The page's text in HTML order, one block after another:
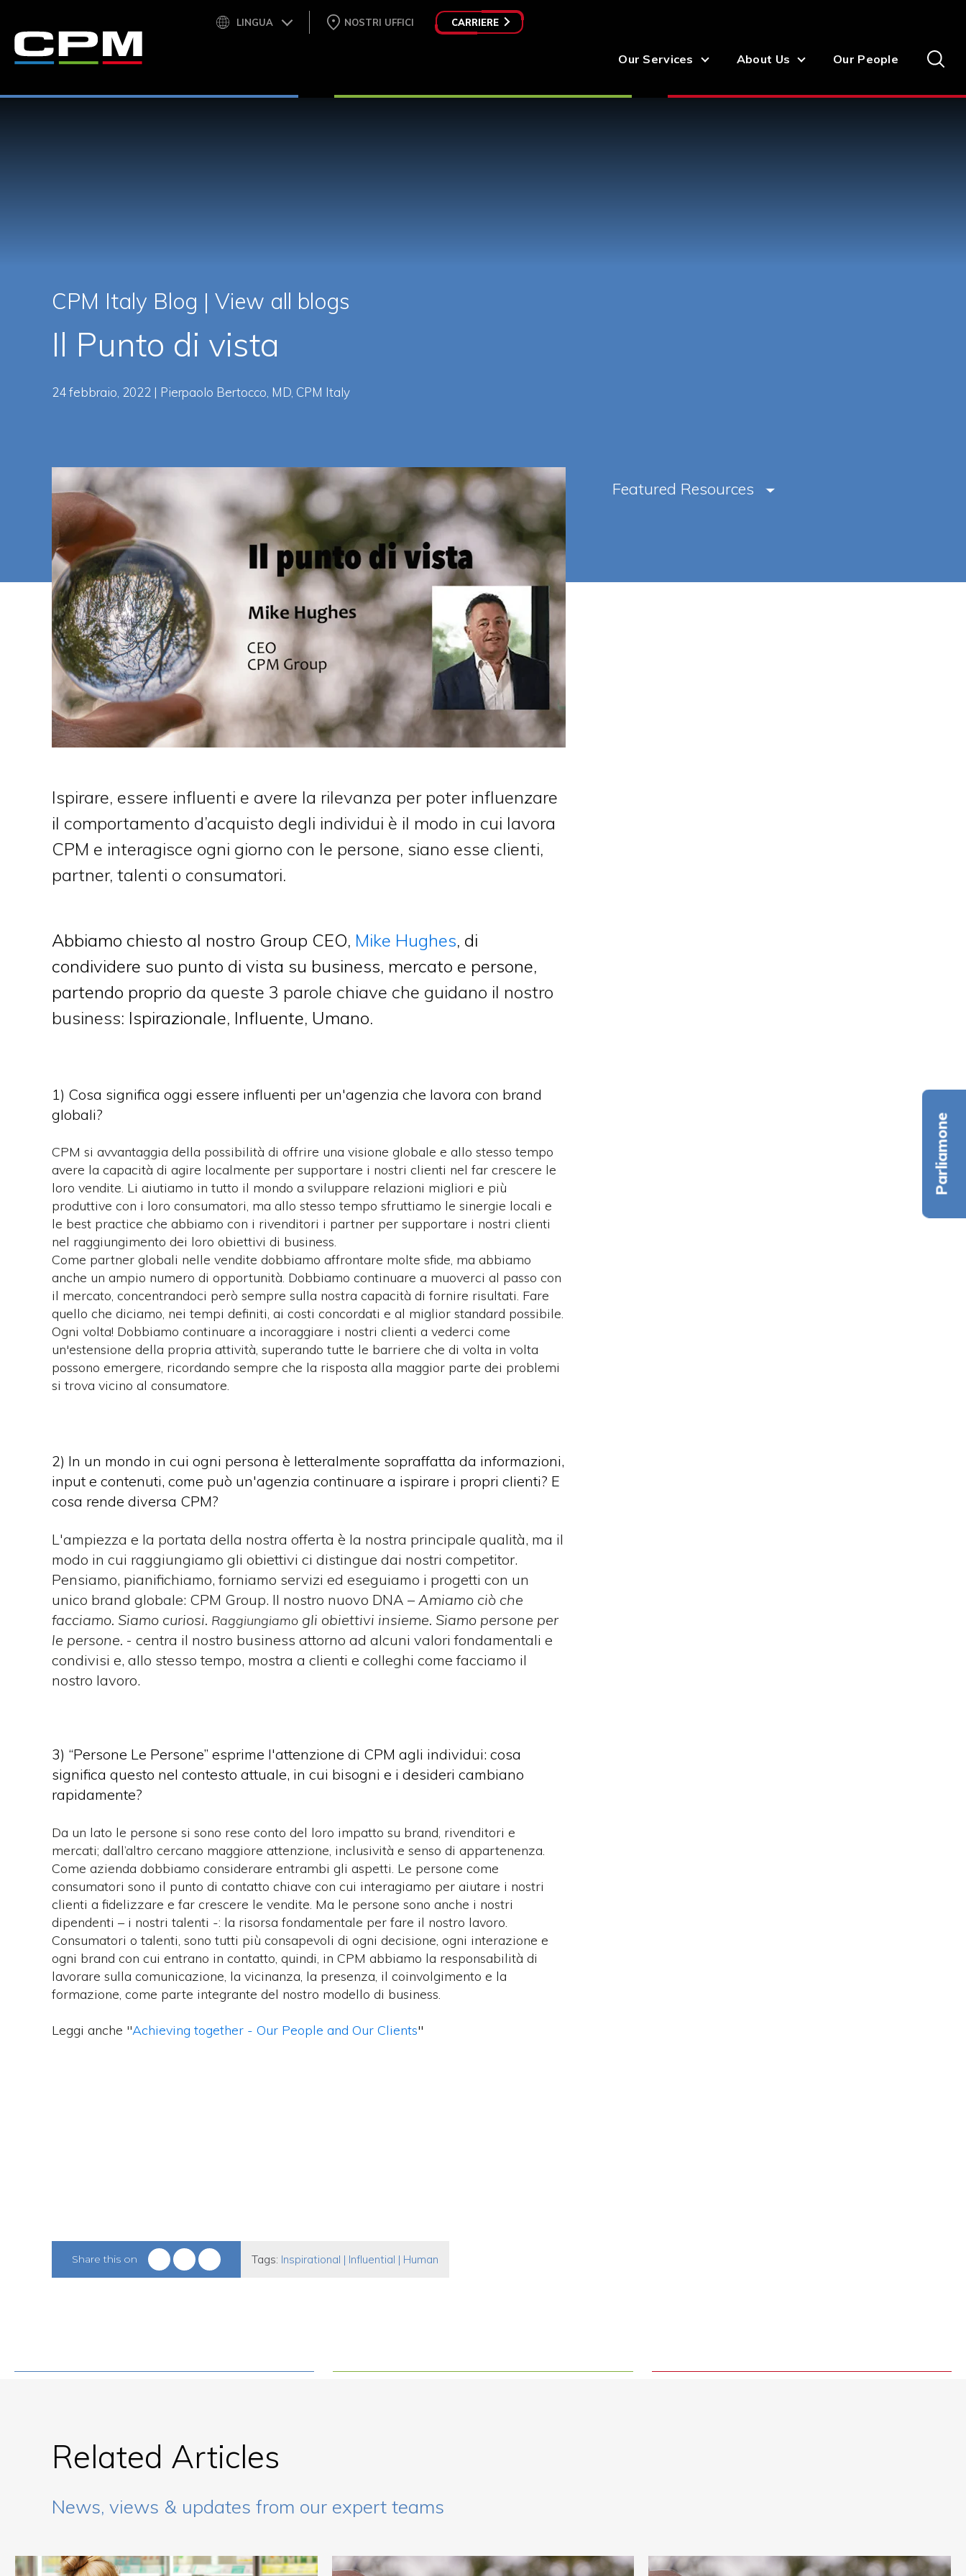
Parliamone
LINGUA NOSTRI UFFICI CARRIERE
Our Services About Us Our People
CPM Italy Blog | View all blogs
Il Punto di vista
24 febbraio, 2022 | Pierpaolo Bertocco, MD, CPM Italy
Ispirare, essere influenti e avere la rilevanza per poter influenzare
il comportamento d’acquisto degli individui è il modo in cui lavora
CPM e interagisce ogni giorno con le persone, siano esse clienti,
partner, talenti o consumatori.
Abbiamo chiesto al nostro Group CEO, Mike Hughes, di
condividere suo punto di vista su business, mercato e persone,
partendo proprio da queste 3 parole chiave che guidano il nostro
business: Ispirazionale, Influente, Umano.
1) Cosa significa oggi essere influenti per un'agenzia che lavora con brand
globali?
CPM si avvantaggia della possibilità di offrire una visione globale e allo stesso tempo
avere la capacità di agire localmente per supportare i nostri clienti nel far crescere le
loro vendite. Li aiutiamo in tutto il mondo a sviluppare relazioni migliori e più
produttive con i loro consumatori, ma allo stesso tempo sfruttiamo le sinergie locali e
le best practice che abbiamo con i rivenditori i partner per supportare i nostri clienti
nel raggiungimento dei loro obiettivi di business.
Come partner globali nelle vendite dobbiamo affrontare molte sfide, ma abbiamo
anche un ampio numero di opportunità. Dobbiamo continuare a muoverci al passo con
il mercato, concentrandoci però sempre sulla nostra capacità di fornire risultati. Fare
quello che diciamo, nei tempi definiti, ai costi concordati e al miglior standard possibile.
Ogni volta! Dobbiamo continuare a incoraggiare i nostri clienti a vederci come
un'estensione della propria attività, superando tutte le barriere che di volta in volta
possono emergere, ricordando sempre che la risposta alla maggior parte dei problemi
si trova vicino al consumatore.
2) In un mondo in cui ogni persona è letteralmente sopraffatta da informazioni,
input e contenuti, come può un'agenzia continuare a ispirare i propri clienti? E
cosa rende diversa CPM?
L'ampiezza e la portata della nostra offerta è la nostra principale qualità, ma il
modo in cui raggiungiamo gli obiettivi ci distingue dai nostri competitor.
Pensiamo, pianifichiamo, forniamo servizi ed eseguiamo i progetti con un
unico brand globale: CPM Group. Il nostro nuovo DNA – Amiamo ciò che
facciamo. Siamo curiosi. Raggiungiamo gli obiettivi insieme. Siamo persone per
le persone. - centra il nostro business attorno ad alcuni valori fondamentali e
condivisi e, allo stesso tempo, mostra a clienti e colleghi come facciamo il
nostro lavoro.
3) “Persone Le Persone” esprime l'attenzione di CPM agli individui: cosa
significa questo nel contesto attuale, in cui bisogni e i desideri cambiano
rapidamente?
Da un lato le persone si sono rese conto del loro impatto su brand, rivenditori e
mercati; dall’altro cercano maggiore attenzione, inclusività e senso di appartenenza.
Come azienda dobbiamo considerare entrambi gli aspetti. Le persone come
consumatori sono il punto di contatto chiave con cui interagiamo per aiutare i nostri
clienti a fidelizzare e far crescere le vendite. Ma le persone sono anche i nostri
dipendenti – i nostri talenti -: la risorsa fondamentale per fare il nostro lavoro.
Consumatori o talenti, sono tutti più consapevoli di ogni decisione, ogni interazione e
ogni brand con cui entrano in contatto, quindi, in CPM abbiamo la responsabilità di
lavorare sulla comunicazione, la vicinanza, la presenza, il coinvolgimento e la
formazione, come parte integrante del nostro modello di business.
Leggi anche "Achieving together - Our People and Our Clients"
Share this on Tags: Inspirational | Influential | Human
Featured Resources
Related Articles
News, views & updates from our expert teams